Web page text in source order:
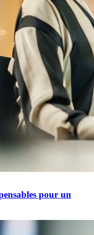
pour un